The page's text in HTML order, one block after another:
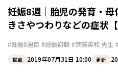
妊娠8週｜胎児の発育・
きさやつわりなどの症状【
#妊娠8週目 #妊娠初期 #齊藤英和 先生
掲載 2019年07月31日 10:00 更新